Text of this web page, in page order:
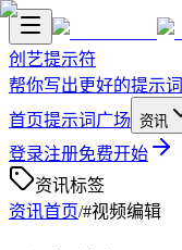
创艺提示符
帮你写出更好的提示词
首页提示词广场 资讯
登录注册免费开始
资讯标签
资讯首页/#视频编辑